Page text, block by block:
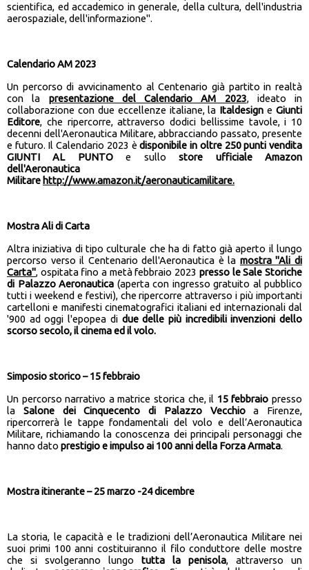
scientifica, ed accademico in generale, della cultura, dell'industria
aerospaziale, dell'informazione".
Calendario AM 2023
Un percorso di avvicinamento al Centenario già partito in realtà
con la presentazione del Calendario AM 2023, ideato in
collaborazione con due eccellenze italiane, la Italdesigne Giunti
Editore, che ripercorre, attraverso dodici bellissime tavole, i 10
decenni dell'Aeronautica Militare, abbracciando passato, presente
e futuro. Il Calendario 2023 èdisponibile in oltre 250 punti vendita
GIUNTI AL PUNTOe sullostore ufficiale Amazon
dell'Aeronautica
Militare http://www.amazon.it/aeronauticamilitare.
Mostra Ali di Carta
Altra iniziativa di tipo culturale che ha di fatto già aperto il lungo
percorso verso il Centenario dell'Aeronautica è la mostra "Ali di
Carta", ospitata fino a metà febbraio 2023 presso le Sale Storiche
di Palazzo Aeronautica (aperta con ingresso gratuito al pubblico
tutti i weekend e festivi), che ripercorre attraverso i più importanti
cartelloni e manifesti cinematografici italiani ed internazionali dal
'900 ad oggi l'epopea di due delle più incredibili invenzioni dello
scorso secolo, il cinema ed il volo.
Simposio storico – 15 febbraio
Un percorso narrativo a matrice storica che, il 15 febbraio presso
la Salone dei Cinquecento di Palazzo Vecchioa Firenze,
ripercorrerà le tappe fondamentali del volo e dell’Aeronautica
Militare, richiamando la conoscenza dei principali personaggi che
hanno dato prestigio e impulso ai 100 anni della Forza Armata.
Mostra itinerante– 25 marzo -24 dicembre
La storia, le capacità e le tradizioni dell’Aeronautica Militare nei
suoi primi 100 anni costituiranno il filo conduttore delle mostre
che si svolgeranno lungo tutta la penisola, attraverso un